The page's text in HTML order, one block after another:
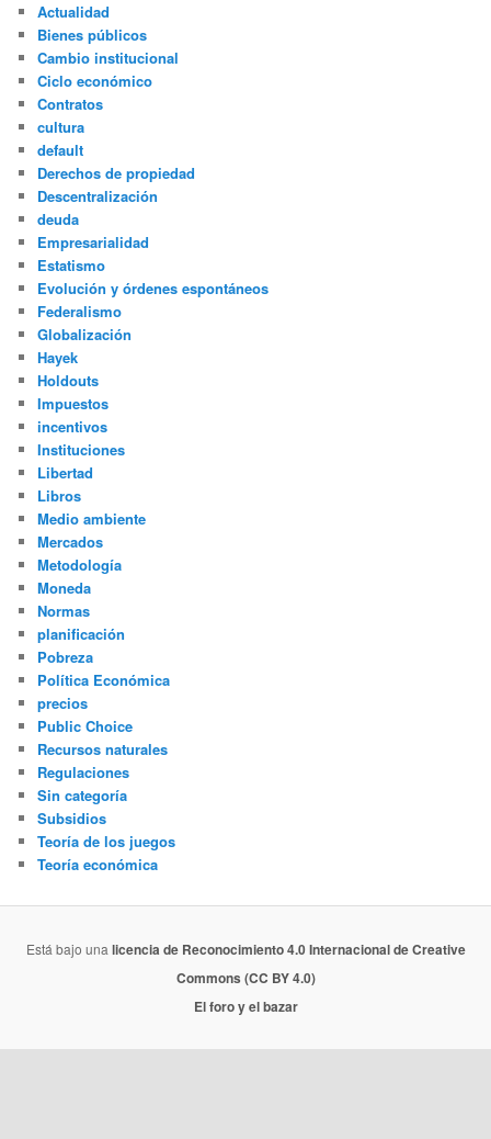
Actualidad
Bienes públicos
Cambio institucional
Ciclo económico
Contratos
cultura
default
Derechos de propiedad
Descentralización
deuda
Empresarialidad
Estatismo
Evolución y órdenes espontáneos
Federalismo
Globalización
Hayek
Holdouts
Impuestos
incentivos
Instituciones
Libertad
Libros
Medio ambiente
Mercados
Metodología
Moneda
Normas
planificación
Pobreza
Política Económica
precios
Public Choice
Recursos naturales
Regulaciones
Sin categoría
Subsidios
Teoría de los juegos
Teoría económica
Está bajo una licencia de Reconocimiento 4.0 Internacional de Creative
Commons (CC BY 4.0)
El foro y el bazar